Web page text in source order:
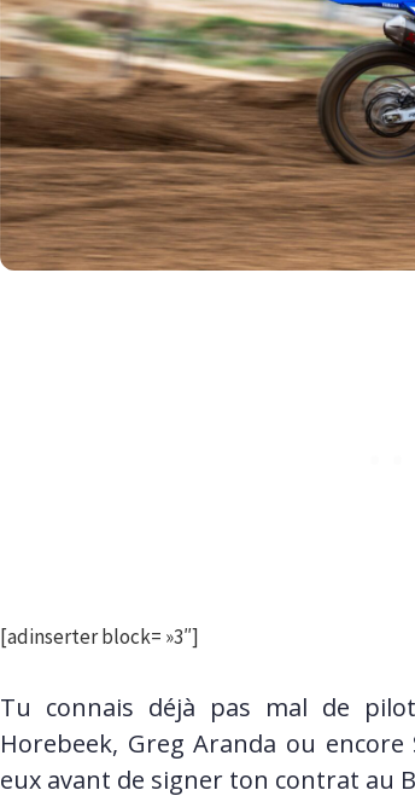
[adinserter block= »3″]
Tu connais déjà pas mal de
Horebeek, Greg Aranda ou
eux avant de signer ton contrat au